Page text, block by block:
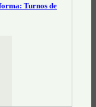
Turnos de